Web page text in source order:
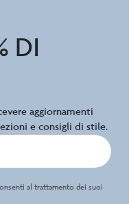
DI
aggiornamenti
e consigli di stile.
al trattamento dei suoi